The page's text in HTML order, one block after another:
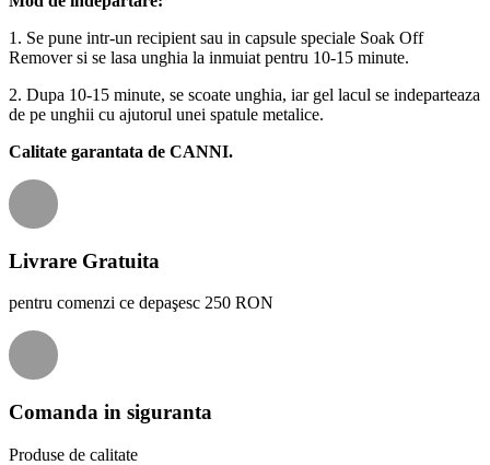
1. Se pune intr-un recipient sau in capsule speciale Soak Off
Remover si se lasa unghia la inmuiat pentru 10-15 minute.
2. Dupa 10-15 minute, se scoate unghia, iar gel lacul se indeparteaza
de pe unghii cu ajutorul unei spatule metalice.
Calitate garantata de CANNI.
Livrare Gratuita
pentru comenzi ce depaşesc 250 RON
Comanda in siguranta
Produse de calitate